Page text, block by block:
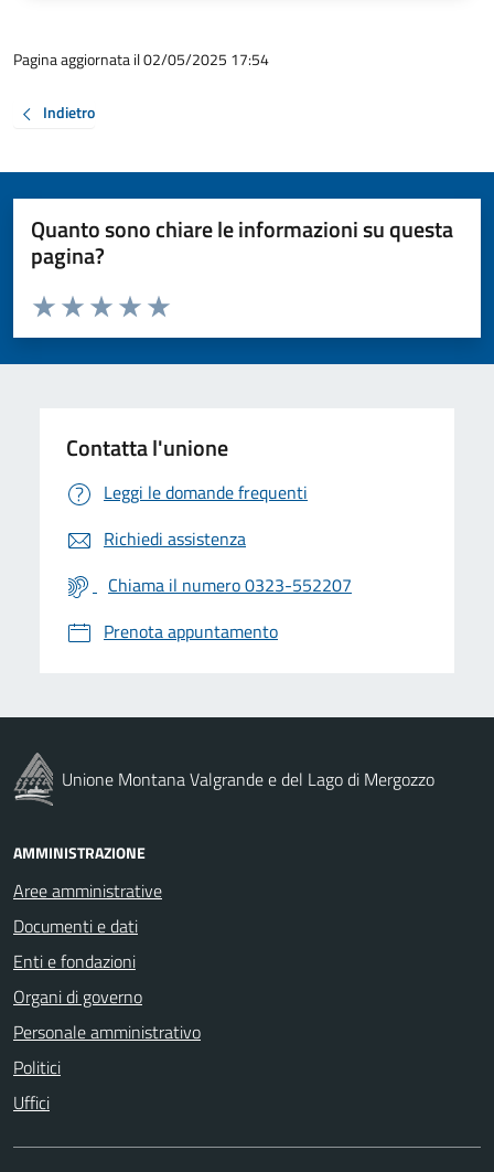
Pagina aggiornata il 02/05/2025 17:54
Indietro
Quanto sono chiare le informazioni su questa
pagina?
Valuta da 1 a 5 stelle la pagina
Valuta 5 stelle su 5
Valuta 4 stelle su 5
Valuta 3 stelle su 5
Valuta 2 stelle su 5
Valuta 1 stelle su 5
Contatta l'unione
Leggi le domande frequenti
Richiedi assistenza
Chiama il numero 0323-552207
Prenota appuntamento
Unione Montana Valgrande e del Lago di Mergozzo
AMMINISTRAZIONE
Aree amministrative
Documenti e dati
Enti e fondazioni
Organi di governo
Personale amministrativo
Politici
Uffici